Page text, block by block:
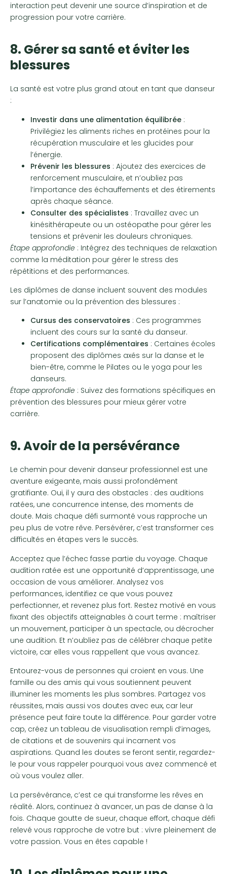
interaction peut devenir une source d’inspiration et de
progression pour votre carrière.
8. Gérer sa santé et éviter les
blessures
La santé est votre plus grand atout en tant que danseur
:
Investir dans une alimentation équilibrée :
Privilégiez les aliments riches en protéines pour la
récupération musculaire et les glucides pour
l’énergie.
Prévenir les blessures : Ajoutez des exercices de
renforcement musculaire, et n’oubliez pas
l’importance des échauffements et des étirements
après chaque séance.
Consulter des spécialistes : Travaillez avec un
kinésithérapeute ou un ostéopathe pour gérer les
tensions et prévenir les douleurs chroniques.
Étape approfondie : Intégrez des techniques de relaxation
comme la méditation pour gérer le stress des
répétitions et des performances.
Les diplômes de danse incluent souvent des modules
sur l’anatomie ou la prévention des blessures :
Cursus des conservatoires : Ces programmes
incluent des cours sur la santé du danseur.
Certifications complémentaires : Certaines écoles
proposent des diplômes axés sur la danse et le
bien-être, comme le Pilates ou le yoga pour les
danseurs.
Étape approfondie : Suivez des formations spécifiques en
prévention des blessures pour mieux gérer votre
carrière.
9. Avoir de la persévérance
Le chemin pour devenir danseur professionnel est une
aventure exigeante, mais aussi profondément
gratifiante. Oui, il y aura des obstacles : des auditions
ratées, une concurrence intense, des moments de
doute. Mais chaque défi surmonté vous rapproche un
peu plus de votre rêve. Persévérer, c’est transformer ces
difficultés en étapes vers le succès.
Acceptez que l’échec fasse partie du voyage. Chaque
audition ratée est une opportunité d’apprentissage, une
occasion de vous améliorer. Analysez vos
performances, identifiez ce que vous pouvez
perfectionner, et revenez plus fort. Restez motivé en vous
fixant des objectifs atteignables à court terme : maîtriser
un mouvement, participer à un spectacle, ou décrocher
une audition. Et n’oubliez pas de célébrer chaque petite
victoire, car elles vous rappellent que vous avancez.
Entourez-vous de personnes qui croient en vous. Une
famille ou des amis qui vous soutiennent peuvent
illuminer les moments les plus sombres. Partagez vos
réussites, mais aussi vos doutes avec eux, car leur
présence peut faire toute la différence. Pour garder votre
cap, créez un tableau de visualisation rempli d’images,
de citations et de souvenirs qui incarnent vos
aspirations. Quand les doutes se feront sentir, regardez-
le pour vous rappeler pourquoi vous avez commencé et
où vous voulez aller.
La persévérance, c’est ce qui transforme les rêves en
réalité. Alors, continuez à avancer, un pas de danse à la
fois. Chaque goutte de sueur, chaque effort, chaque défi
relevé vous rapproche de votre but : vivre pleinement de
votre passion. Vous en êtes capable !